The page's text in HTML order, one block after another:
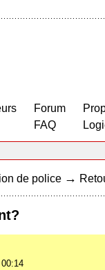
Forum
FAQ
de police →